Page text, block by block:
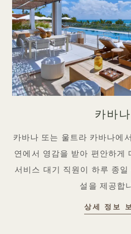
카바나
카바나 또는 울트라 카바나에
연에서 영감을 받아 편안하게
서비스 대기 직원이 하루 종일
설을 제공합
상세 정보 보